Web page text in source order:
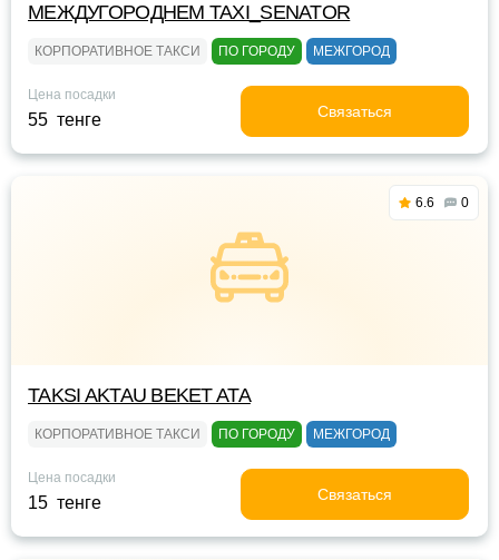
МЕЖДУГОРОДНЕМ TAXI_SENATOR
КОРПОРАТИВНОЕ ТАКСИ ПО ГОРОДУ МЕЖГОРОД
Цена посадки
55 тенге Связаться
6.6 0
TAKSI AKTAU BEKET ATA
КОРПОРАТИВНОЕ ТАКСИ ПО ГОРОДУ МЕЖГОРОД
Цена посадки
15 тенге Связаться